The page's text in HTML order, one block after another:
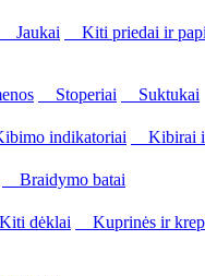
Jaukai Kiti priedai ir
Stoperiai
Suktukai
indikatoriai Kibirai
Braidymo batai
dėklai Kuprinės ir